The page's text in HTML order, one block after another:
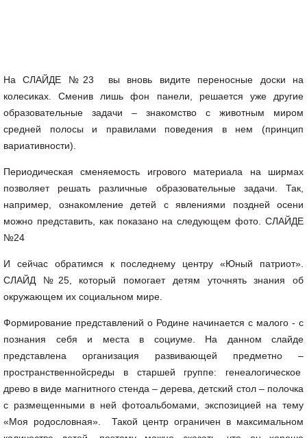
На СЛАЙДЕ №23 вы вновь видите переносные доски на
колесиках. Сменив лишь фон панели, решается уже другие
образовательные задачи – знакомство с животным миром
средней полосы и правилами поведения в нем (принцип
вариативности).
Периодическая сменяемость игрового материала на ширмах
позволяет решать различные образовательные задачи. Так,
например, ознакомление детей с явлениями поздней осени
можно представить, как показано на следующем фото. СЛАЙДЕ
№24
И сейчас обратимся к последнему центру «Юный патриот».
СЛАЙД №25, который помогает детям уточнять знания об
окружающем их социальном мире.
Формирование представлений о Родине начинается с малого - с
познания себя и места в социуме. На данном слайде
представлена организация развивающей предметно –
пространственнойсреды в старшей группе: генеалогическое
древо в виде магнитного стенда – дерева, детский стол – полочка
с размещенными в ней фотоальбомами, экспозицией на тему
«Моя родословная». Такой центр ограничен в максимальном